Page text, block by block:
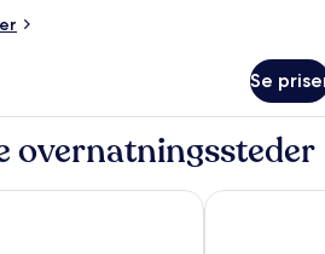
Se
overnatningssteder
Duke of